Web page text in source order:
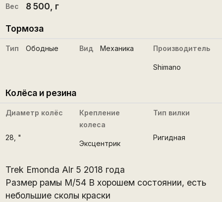
Вес 8 500 , г
Тормоза
Тип Ободные Вид Механика Производитель
Shimano
Колёса и резина
Диаметр колёс
28 , "
Крепление
колеса
Эксцентрик
Тип вилки
Ригидная
Trek Emonda Alr 5 2018 года
Размер рамы М/54 В хорошем состоянии, есть
небольшие сколы краски